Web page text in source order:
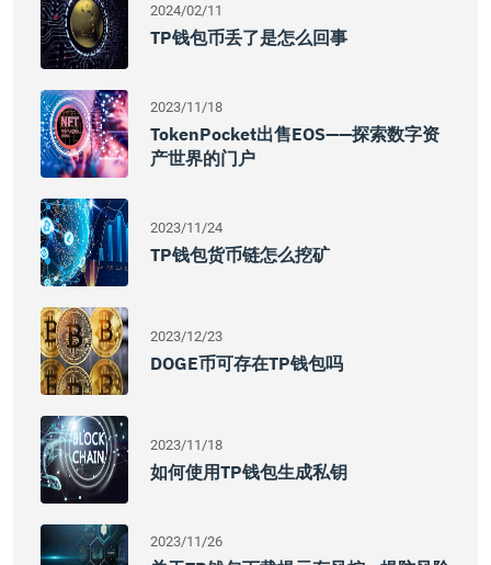
2024/02/11
TP钱包币丢了是怎么回事
2023/11/18
TokenPocket出售EOS——探索数字资
产世界的门户
2023/11/24
TP钱包货币链怎么挖矿
2023/12/23
DOGE币可存在TP钱包吗
2023/11/18
如何使用TP钱包生成私钥
2023/11/26